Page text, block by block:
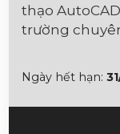
thạo
trường
Ngày hết hạn: